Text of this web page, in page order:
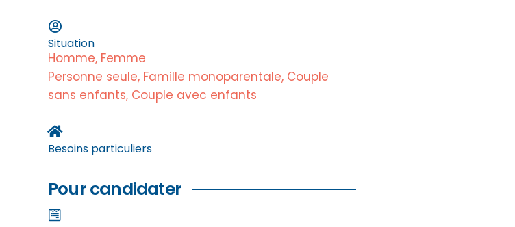
Situation
Homme, Femme
Personne seule, Famille monoparentale, Couple
sans enfants, Couple avec enfants
Besoins particuliers
Pour candidater